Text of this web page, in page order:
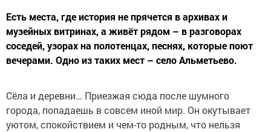
Есть места, где история не прячется в архивах и
музейных витринах, а живёт рядом – в разговорах
соседей, узорах на полотенцах, песнях, которые поют
вечерами. Одно из таких мест – село Альметьево.
Сёла и деревни… Приезжая сюда после шумного
города, попадаешь в совсем иной мир. Он окутывает
уютом, спокойствием и чем-то родным, что нельзя